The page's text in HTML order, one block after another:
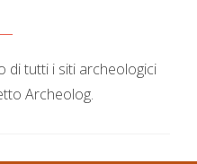
di tutti i siti archeologici
Archeolog.